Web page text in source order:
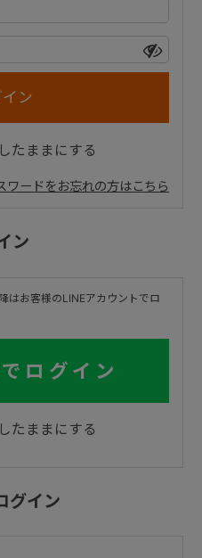
たままにする
ワードをお忘れの方はこちら
ン
はお客様のLINEアカウントでロ
ログイン
たままにする
グイン